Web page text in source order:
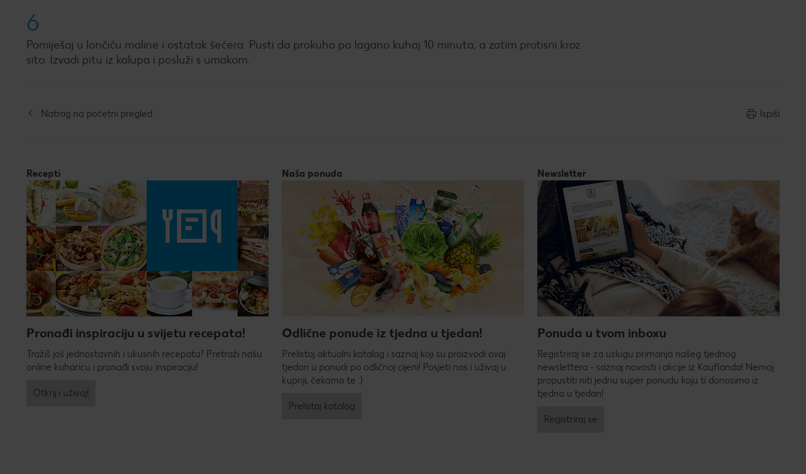
6
Pomiješaj u lončiću maline i ostatak šećera. Pusti da prokuha pa lagano kuhaj 10 minuta, a zatim protisni kroz
sito. Izvadi pitu iz kalupa i posluži s umakom.
Natrag na početni pregled Ispiši
Recepti
Pronađi inspiraciju u svijetu recepata!
Tražiš još jednostavnih i ukusnih recepata? Pretraži našu
online kuharicu i pronađi svoju inspiraciju!
Otkrij i uživaj!
Naša ponuda
Odlične ponude iz tjedna u tjedan!
Prelistaj aktualni katalog i saznaj koji su proizvodi ovaj
tjedan u ponudi po odličnoj cijeni! Posjeti nas i uživaj u
kupnji, čekamo te :)
Prelistaj katalog
Newsletter
Ponuda u tvom inboxu
Registriraj se za uslugu primanja našeg tjednog
newslettera - saznaj novosti i akcije iz Kauflanda! Nemoj
propustiti niti jednu super ponudu koju ti donosimo iz
tjedna u tjedan!
Registriraj se